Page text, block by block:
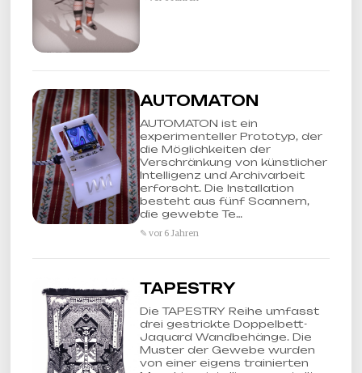
AUTOMATON
AUTOMATON ist ein
experimenteller Prototyp, der
die Möglichkeiten der
Verschränkung von künstlicher
Intelligenz und Archivarbeit
erforscht. Die Installation
besteht aus fünf Scannern,
die gewebte Te…
✎ vor 6 Jahren
TAPESTRY
Die TAPESTRY Reihe umfasst
drei gestrickte Doppelbett-
Jaquard Wandbehänge. Die
Muster der Gewebe wurden
von einer eigens trainierten